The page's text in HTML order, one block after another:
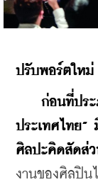
ปรับพอร์ตใหม่
ก่อนที่ประ
ประเทศไทย”
ศิลปะคิดสัดส่ว
งานของศิลปิน